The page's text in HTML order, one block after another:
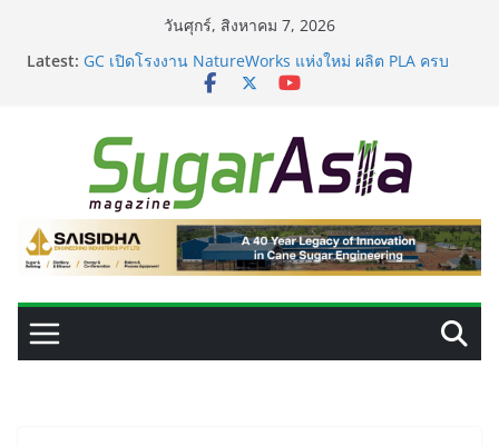
วันศุกร์, สิงหาคม 7, 2026
Latest: GC เปิดโรงงาน NatureWorks แห่งใหม่ ผลิต PLA ครบ
วงจร ดันไทยสู่ศูนย์กลางไบโอพลาสติกของเอเชีย
เครื่องแยกสีความแม่นยำสูง ยกระดับคุณภาพน้ำตาลและ
ประสิทธิภาพการผลิต
VEGAPULS Air: โซลูชันอัจฉริยะสำหรับการบริหารจัดการ
ถังเก็บในอุตสาหกรรมน้ำตาล
เปลี่ยนของเสียจากน้ำตาลสู่โปรตีน: Planetary เดินหน้า
ขยายนวัตกรรมด้านเทคโนโลยีอาหาร